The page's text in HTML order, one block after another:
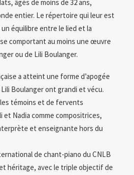
âgés de moins de 32 ans,
entier. Le répertoire qui leur est
équilibre entre le lied et la
comportant au moins une œuvre
ou de Lili Boulanger.
a atteint une forme d’apogée
Boulanger ont grandi et vécu.
témoins et de fervents
et Nadia comme compositrices,
et enseignante hors du
de chant-piano du CNLB
héritage, avec le triple objectif de